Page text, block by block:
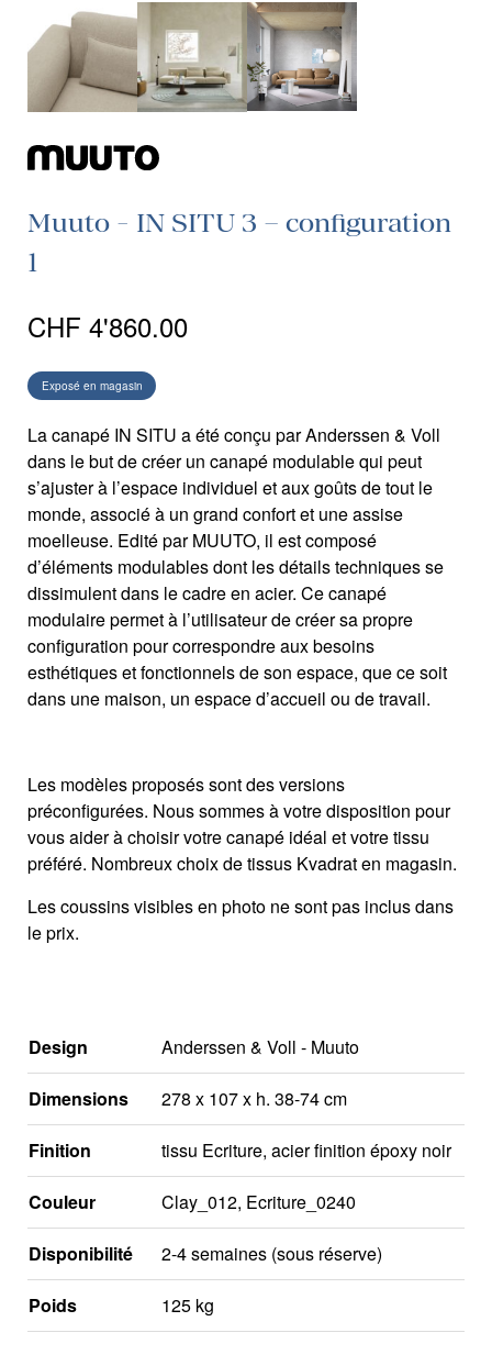
Muuto - IN SITU 3 – configuration
1
CHF 4'860.00
Exposé en magasin
La canapé IN SITU a été conçu par Anderssen & Voll
dans le but de créer un canapé modulable qui peut
s’ajuster à l’espace individuel et aux goûts de tout le
monde, associé à un grand confort et une assise
moelleuse. Edité par MUUTO, il est composé
d’éléments modulables dont les détails techniques se
dissimulent dans le cadre en acier. Ce canapé
modulaire permet à l’utilisateur de créer sa propre
configuration pour correspondre aux besoins
esthétiques et fonctionnels de son espace, que ce soit
dans une maison, un espace d’accueil ou de travail.
Les modèles proposés sont des versions
préconfigurées. Nous sommes à votre disposition pour
vous aider à choisir votre canapé idéal et votre tissu
préféré. Nombreux choix de tissus Kvadrat en magasin.
Les coussins visibles en photo ne sont pas inclus dans
le prix.
Design Anderssen & Voll - Muuto
Dimensions 278 x 107 x h. 38-74 cm
Finition tissu Ecriture, acier finition époxy noir
Couleur Clay_012, Ecriture_0240
Disponibilité 2-4 semaines (sous réserve)
Poids 125 kg